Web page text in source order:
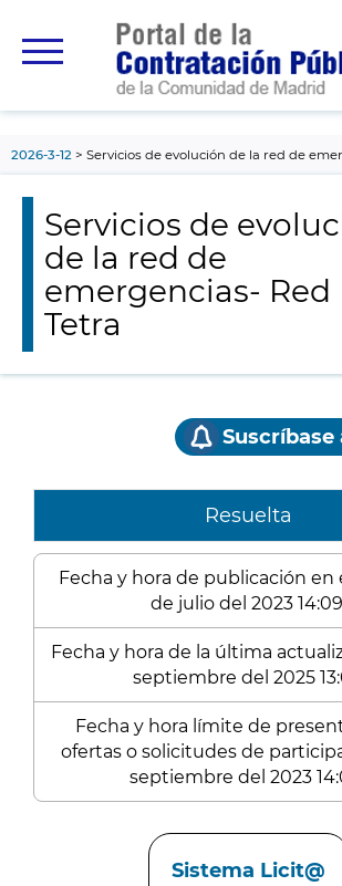
principal
2026-3-12 Servicios de evolución de la red de
Servicios de
de la red de
emergencias- Red
Tetra
Suscríbase
Resuelta
Fecha y hora de publicación en
de julio del 2023
Fecha y hora de la última
septiembre del 2025
Fecha y hora límite de
ofertas o solicitudes de
septiembre del 2023
Sistema Licit@